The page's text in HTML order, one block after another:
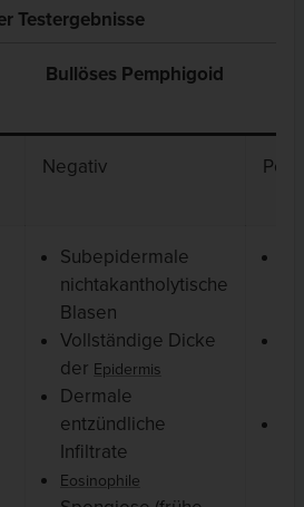
Testergebnisse
Bullöses Pemphigoid
Negativ
Subepidermale
nichtakantholytische
Blasen
Vollständige Dicke
der Epidermis
Dermale
entzündliche
Infiltrate
Eosinophile